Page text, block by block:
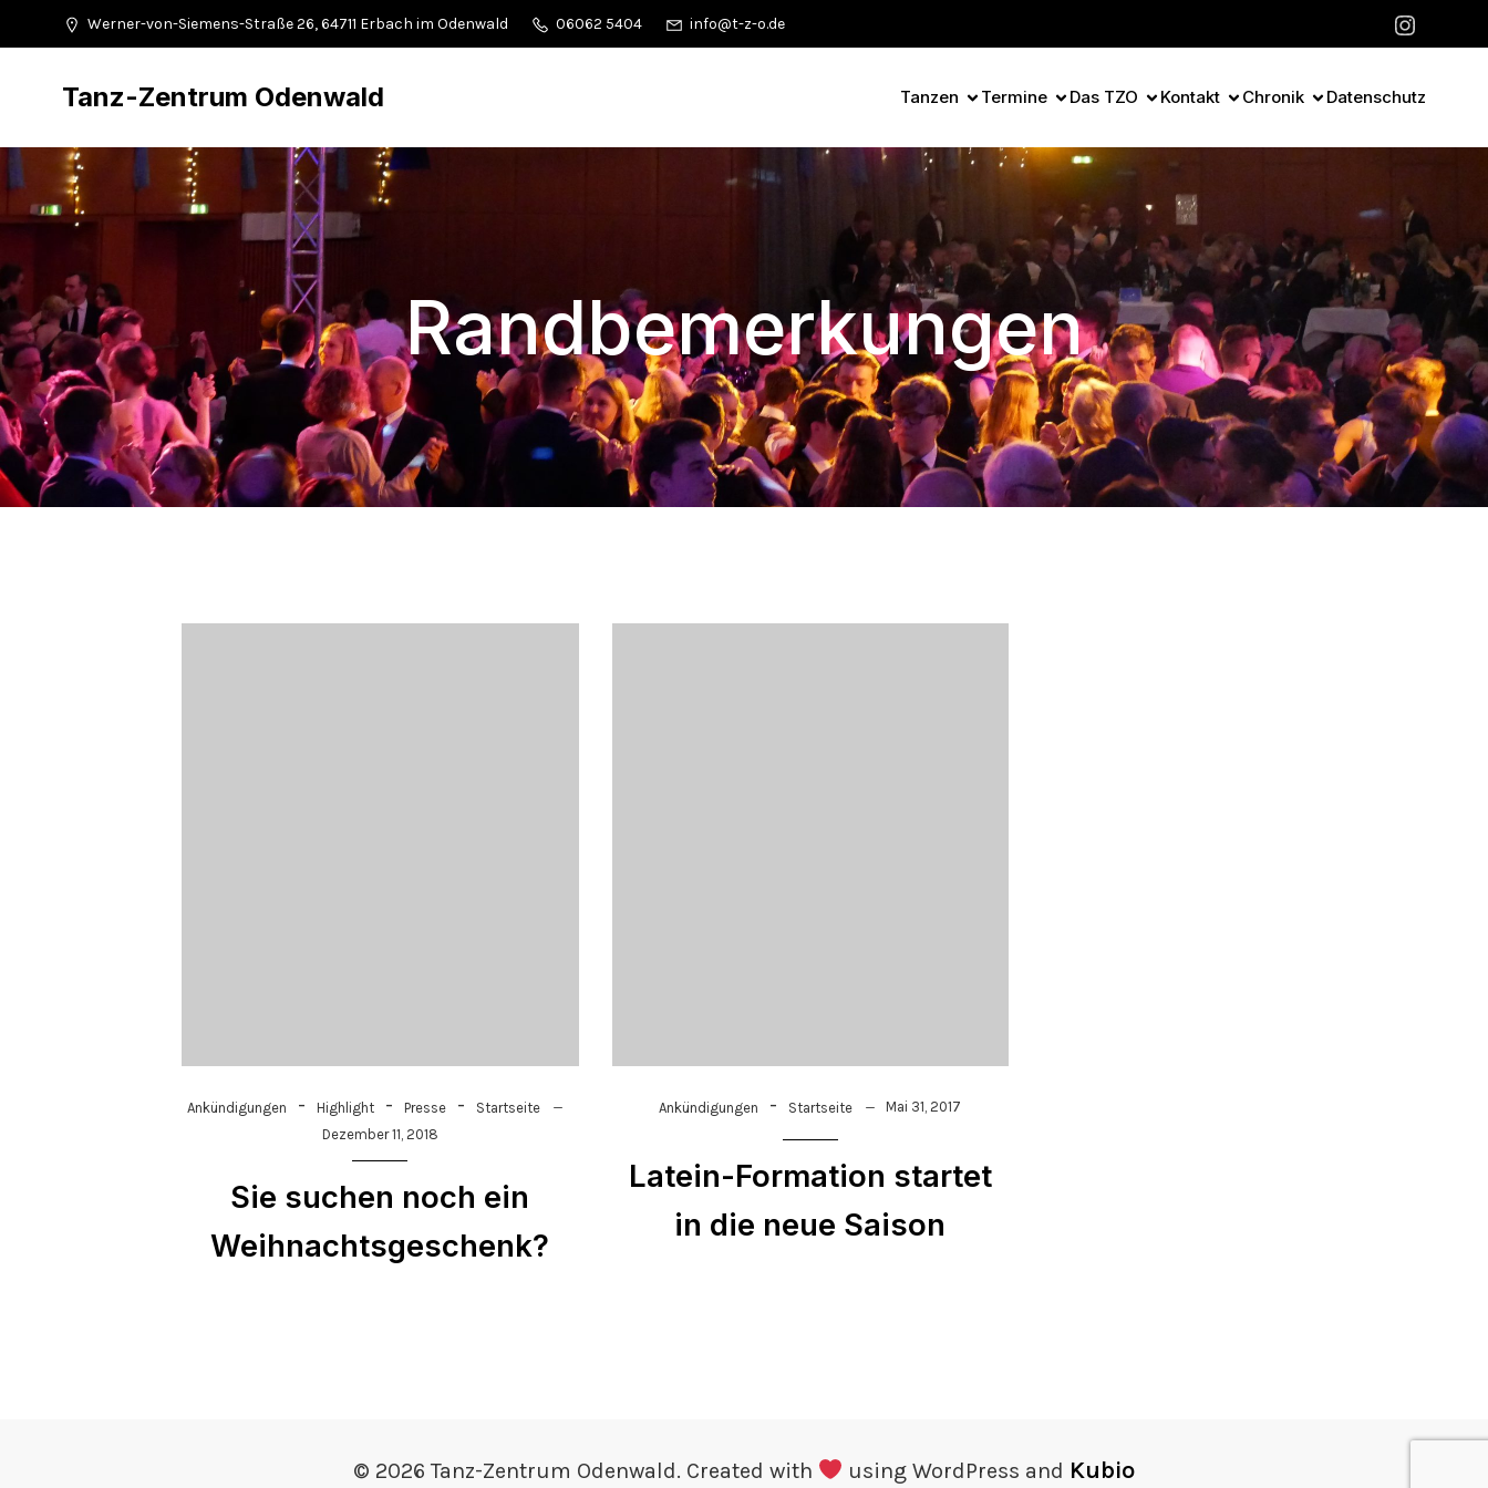
Werner-von-Siemens-Straße 26, 64711 Erbach im Odenwald 06062 5404 info@t-z-o.de
Tanz-Zentrum Odenwald Tanzen Termine Das TZO Kontakt Chronik Datenschutz
Randbemerkungen
Ankündigungen - Highlight - Presse -
Startseite
Dezember 11, 2018
Sie suchen noch ein
Weihnachtsgeschenk?
Ankündigungen - Startseite Mai 31, 2017
Latein-Formation startet
in die neue Saison
© 2026 Tanz-Zentrum Odenwald. Created with using WordPress and Kubio